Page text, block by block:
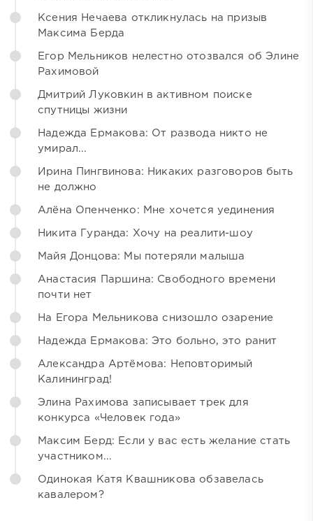
Ксения Нечаева откликнулась на призыв
Максима Берда
Егор Мельников нелестно отозвался об Элине
Рахимовой
Дмитрий Луковкин в активном поиске
спутницы жизни
Надежда Ермакова: От развода никто не
умирал...
Ирина Пингвинова: Никаких разговоров быть
не должно
Алёна Опенченко: Мне хочется уединения
Никита Гуранда: Хочу на реалити-шоу
Майя Донцова: Мы потеряли малыша
Анастасия Паршина: Свободного времени
почти нет
На Егора Мельникова снизошло озарение
Надежда Ермакова: Это больно, это ранит
Александра Артёмова: Неповторимый
Калининград!
Элина Рахимова записывает трек для
конкурса «Человек года»
Максим Берд: Если у вас есть желание стать
участником...
Одинокая Катя Квашникова обзавелась
кавалером?